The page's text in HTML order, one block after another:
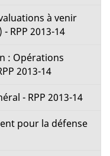
à venir
RPP 2013-14
: Opérations
2013-14
- RPP 2013-14
pour la défense